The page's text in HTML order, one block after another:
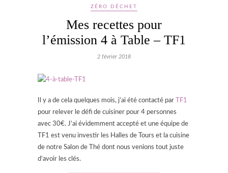
ZÉRO DÉCHET
Mes recettes pour
l’émission 4 à Table – TF1
2 février 2018
Il y a de cela quelques mois, j’ai été contacté par
TF1
pour relever le défi de cuisiner pour 4 personnes
avec 30€. J’ai évidemment accepté et une équipe de
TF1 est venu investir les Halles de Tours et la cuisine
de notre Salon de Thé dont nous venions tout juste
d’avoir les clés.